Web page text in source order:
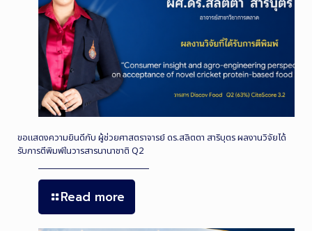
ขอแสดงความยินดีกับ ผู้ช่วยศาสตราจารย์ ดร.สลิตตา สาริบุตร ผลงานวิจัยได้
รับการตีพิมพ์ในวารสารนานาชาติ Q2
Read more